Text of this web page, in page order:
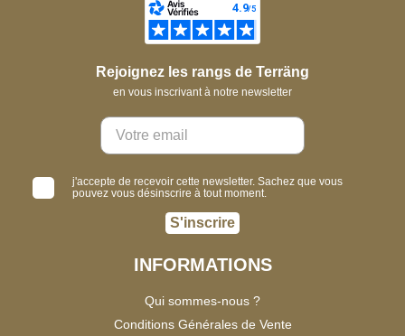
Rejoignez les rangs de Terräng
en vous inscrivant à notre newsletter
j'accepte de recevoir cette newsletter. Sachez que vous
pouvez vous désinscrire à tout moment.
S'inscrire
INFORMATIONS
Qui sommes-nous ?
Conditions Générales de Vente